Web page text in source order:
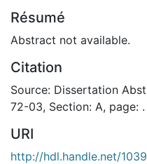
Résumé
Abstract not available.
Citation
Source: Dissertation
72-03, Section: A, page: .
URI
http://hdl.handle.net/